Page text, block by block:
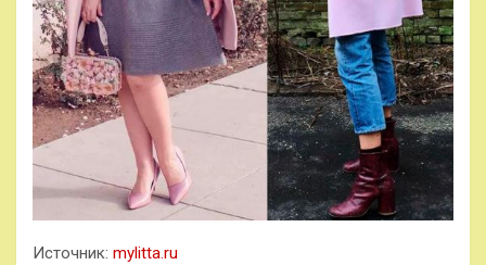
Источник: mylitta.ru